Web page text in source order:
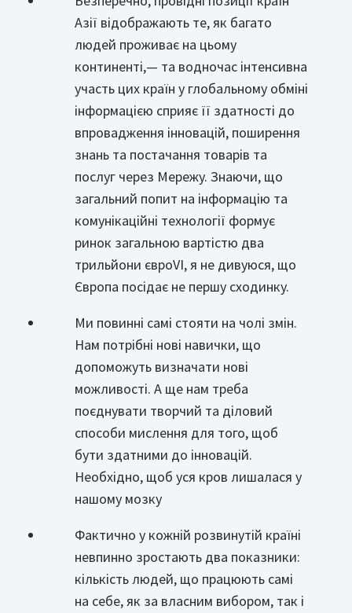
Азії відображають те, як багато
людей проживає на цьому
континенті,— та водночас інтенсивна
участь цих країн у глобальному обміні
інформацією сприяє її здатності до
впровадження інновацій, поширення
знань та постачання товарів та
послуг через Мережу. Знаючи, що
загальний попит на інформацію та
комунікаційні технології формує
ринок загальною вартістю два
трильйони євроVI, я не дивуюся, що
Європа посідає не першу сходинку.
Ми повинні самі стояти на чолі змін.
Нам потрібні нові навички, що
допоможуть визначати нові
можливості. А ще нам треба
поєднувати творчий та діловий
способи мислення для того, щоб
бути здатними до інновацій.
Необхідно, щоб уся кров лишалася у
нашому мозку
Фактично у кожній розвинутій країні
невпинно зростають два показники:
кількість людей, що працюють самі
на себе, як за власним вибором, так і